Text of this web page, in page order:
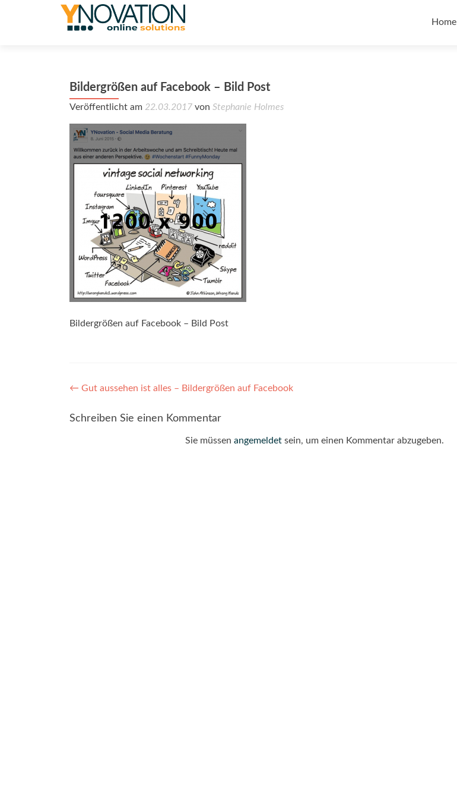
Home
Bildergrößen auf Facebook – Bild Post
Veröffentlicht am 22.03.2017 von Stephanie Holmes
Bildergrößen auf Facebook – Bild Post
Post
navigation
← Gut aussehen ist alles – Bildergrößen auf Facebook
Schreiben Sie einen Kommentar
Sie müssen angemeldetsein, um einen Kommentar abzugeben.